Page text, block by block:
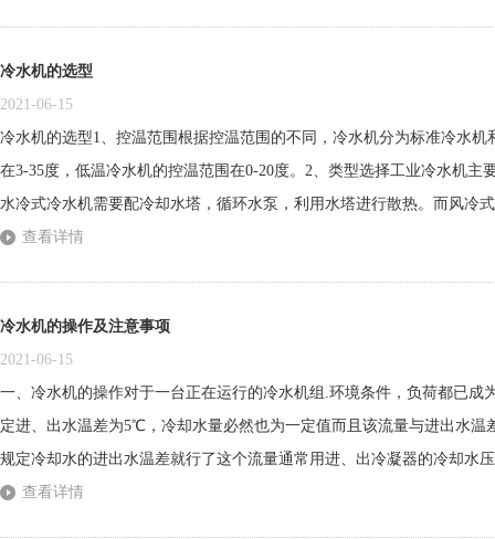
冷水机的选型
2021-06-15
冷水机的选型1、控温范围根据控温范围的不同，冷水机分为标准冷水
在3-35度，低温冷水机的控温范围在0-20度。2、类型选择工业冷水机主
水冷式冷水机需要配冷却水塔，循环水泵，利用水塔进行散热。而风冷
的风扇和空气来进行换热。3、型号选择确定好冷水机的类型以后，也
查看详情
冷水机的操作及注意事项
2021-06-15
一、冷水机的操作对于一台正在运行的冷水机组.环境条件，负荷都已成
定进、出水温差为5℃，冷却水量必然也为一定值而且该流量与进出水温
规定冷却水的进出水温差就行了这个流量通常用进、出冷凝器的冷却水
出水压力降调定为68.6kPa(0、7kg/cm：）。在冷却水系统的实际操作
查看详情